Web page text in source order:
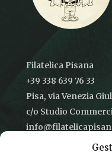
Filatelica Pisana
+39 338 639 76 33
Pisa, via Venezia
c/o Studio